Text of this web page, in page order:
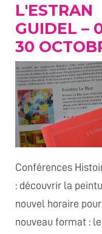
L'ESTRAN
GUIDEL –
30
Conférences
: découvrir la
nouvel horaire
nouveau format : le